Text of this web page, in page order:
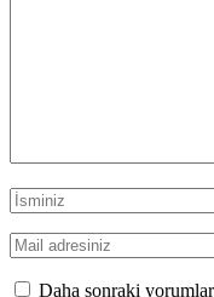
Daha sonraki